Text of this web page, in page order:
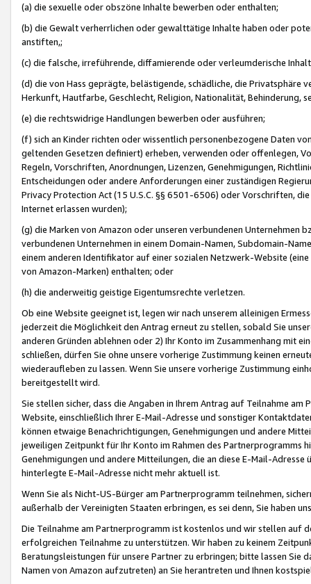
(a) die sexuelle oder obszöne Inhalte bewerben oder enthalten;
(b) die Gewalt verherrlichen oder gewalttätige Inhalte haben oder
anstiften,;
(c) die falsche, irreführende, diffamierende oder verleumderische
(d) die von Hass geprägte, belästigende, schädliche, die Privatsphäre
Herkunft, Hautfarbe, Geschlecht, Religion, Nationalität, Behinderung,
(e) die rechtswidrige Handlungen bewerben oder ausführen;
(f) sich an Kinder richten oder wissentlich personenbezogene Daten
geltenden Gesetzen definiert) erheben, verwenden oder offenlegen,
Regeln, Vorschriften, Anordnungen, Lizenzen, Genehmigungen,
Entscheidungen oder andere Anforderungen einer zuständigen
Privacy Protection Act (15 U.S.C. §§ 6501-6506) oder Vorschriften,
Internet erlassen wurden);
(g) die Marken von Amazon oder unseren verbundenen Unternehmen
verbundenen Unternehmen in einem Domain-Namen, Subdomain-
einem anderen Identifikator auf einer sozialen Netzwerk-Website
von Amazon-Marken) enthalten; oder
(h) die anderweitig geistige Eigentumsrechte verletzen.
Ob eine Website geeignet ist, legen wir nach unserem alleinigen
jederzeit die Möglichkeit den Antrag erneut zu stellen, sobald Sie
anderen Gründen ablehnen oder 2) Ihr Konto im Zusammenhang mit
schließen, dürfen Sie ohne unsere vorherige Zustimmung keinen
wiederaufleben zu lassen. Wenn Sie unsere vorherige Zustimmung
bereitgestellt wird.
Sie stellen sicher, dass die Angaben in Ihrem Antrag auf Teilnahme
Website, einschließlich Ihrer E-Mail-Adresse und sonstiger
können etwaige Benachrichtigungen, Genehmigungen und andere
jeweiligen Zeitpunkt für Ihr Konto im Rahmen des Partnerprogramms
Genehmigungen und andere Mitteilungen, die an diese E-Mail-
hinterlegte E-Mail-Adresse nicht mehr aktuell ist.
Wenn Sie als Nicht-US-Bürger am Partnerprogramm teilnehmen,
außerhalb der Vereinigten Staaten erbringen, es sei denn, Sie haben
Die Teilnahme am Partnerprogramm ist kostenlos und wir stellen auf
erfolgreichen Teilnahme zu unterstützen. Wir haben zu keinem
Beratungsleistungen für unsere Partner zu erbringen; bitte lassen Sie
Namen von Amazon aufzutreten) an Sie herantreten und Ihnen